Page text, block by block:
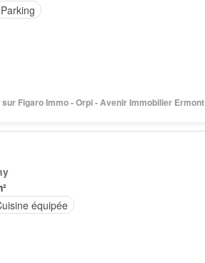
Parking
Figaro Immo - Orpi - Avenir Immobilier Ermont
équipée